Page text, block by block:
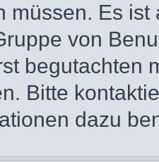
müssen. Es
von
begutachten
Bitte
dazu